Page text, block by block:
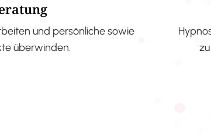
und persönliche sowie
überwinden.